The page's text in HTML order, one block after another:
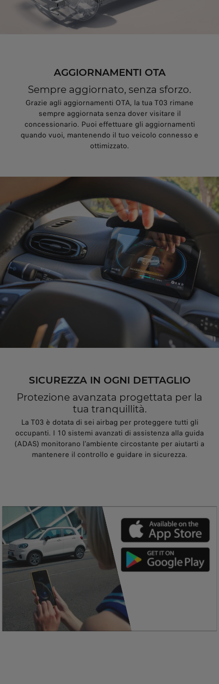
AGGIORNAMENTI OTA
Sempre aggiornato, senza sforzo.
Grazie agli aggiornamenti OTA, la tua T03 rimane
sempre aggiornata senza dover visitare il
concessionario. Puoi effettuare gli aggiornamenti
quando vuoi, mantenendo il tuo veicolo connesso e
ottimizzato.
SICUREZZA IN OGNI DETTAGLIO
Protezione avanzata progettata per la
tua tranquillità.
La T03 è dotata di sei airbag per proteggere tutti gli
occupanti. I 10 sistemi avanzati di assistenza alla guida
(ADAS) monitorano l'ambiente circostante per aiutarti a
mantenere il controllo e guidare in sicurezza.